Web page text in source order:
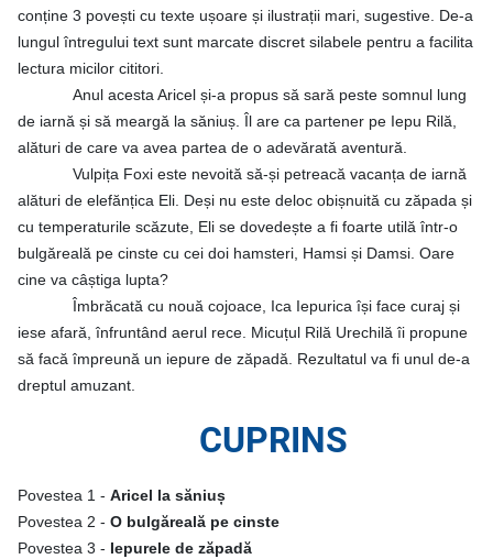
conține 3 povești cu texte ușoare și ilustrații mari, sugestive. De-a
lungul întregului text sunt marcate discret silabele pentru a facilita
lectura micilor cititori.
Anul acesta Aricel și-a propus să sară peste somnul lung
de iarnă și să meargă la săniuș. Îl are ca partener pe Iepu Rilă,
alături de care va avea partea de o adevărată aventură.
Vulpița Foxi este nevoită să-și petreacă vacanța de iarnă
alături de elefănțica Eli. Deși nu este deloc obișnuită cu zăpada și
cu temperaturile scăzute, Eli se dovedește a fi foarte utilă într-o
bulgăreală pe cinste cu cei doi hamsteri, Hamsi și Damsi. Oare
cine va câștiga lupta?
Îmbrăcată cu nouă cojoace, Ica Iepurica își face curaj și
iese afară, înfruntând aerul rece. Micuțul Rilă Urechilă îi propune
să facă împreună un iepure de zăpadă. Rezultatul va fi unul de-a
dreptul amuzant.
CUPRINS
Povestea 1 - Aricel la săniuș
Povestea 2 - O bulgăreală pe cinste
Povestea 3 - Iepurele de zăpadă